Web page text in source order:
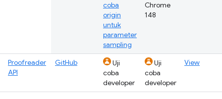
coba
origin
untuk
parameter
sampling
Chrome
148
Proofreader
API
GitHub
Uji
coba
developer
Uji
coba
developer
View